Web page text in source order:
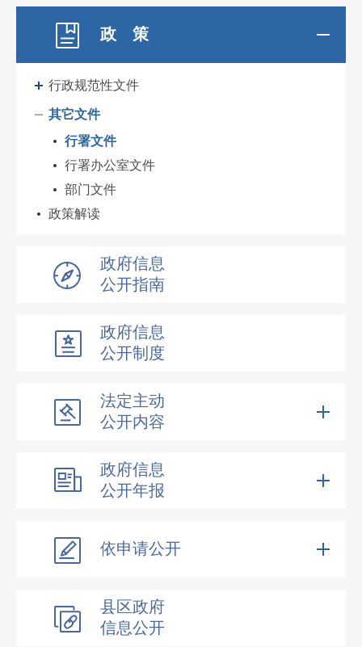
政 策
行政规范性文件
其它文件
行署文件
行署办公室文件
部门文件
政策解读
政府信息
公开指南
政府信息
公开制度
法定主动
公开内容
政府信息
公开年报
依申请公开
县区政府
信息公开